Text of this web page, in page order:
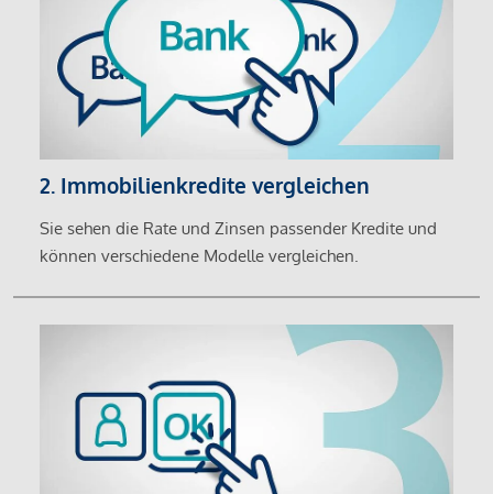
2. Immobilienkredite vergleichen
Sie sehen die Rate und Zinsen passender Kredite und
können verschiedene Modelle vergleichen.